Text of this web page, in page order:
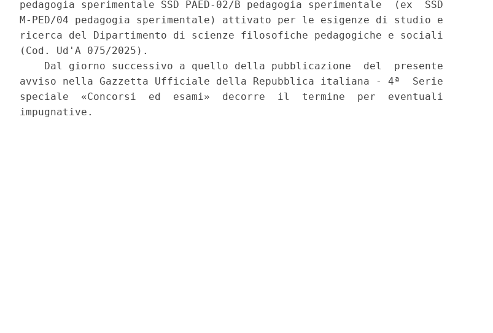
pedagogia sperimentale SSD PAED-02/B pedagogia sperimentale  (ex  SSD
M-PED/04 pedagogia sperimentale) attivato per le esigenze di studio e
ricerca del Dipartimento di scienze filosofiche pedagogiche e sociali
(Cod. Ud'A 075/2025).
    Dal giorno successivo a quello della pubblicazione  del  presente
avviso nella Gazzetta Ufficiale della Repubblica italiana - 4ª  Serie
speciale  «Concorsi  ed  esami»  decorre  il  termine  per  eventuali
impugnative.